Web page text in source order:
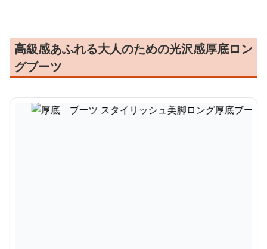
高級感あふれる大人のための光沢感厚底ロン
グブーツ